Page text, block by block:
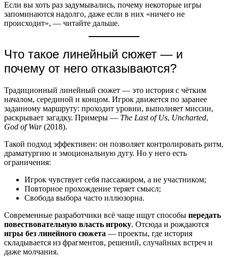
Если вы хоть раз задумывались, почему некоторые игры
запоминаются надолго, даже если в них «ничего не
происходит», — читайте дальше.
Что такое линейный сюжет — и
почему от него отказываются?
Традиционный линейный сюжет — это история с чётким
началом, серединой и концом. Игрок движется по заранее
заданному маршруту: проходит уровни, выполняет миссии,
раскрывает загадку. Примеры — The Last of Us, Uncharted,
God of War(2018).
Такой подход эффективен: он позволяет контролировать ритм,
драматургию и эмоциональную дугу. Но у него есть
ограничения:
Игрок чувствует себя пассажиром, а не участником;
Повторное прохождение теряет смысл;
Свобода выбора часто иллюзорна.
Современные разработчики всё чаще ищут способы передать
повествовательную власть игроку. Отсюда и рождаются
игры без линейного сюжета — проекты, где история
складывается из фрагментов, решений, случайных встреч и
даже молчания.